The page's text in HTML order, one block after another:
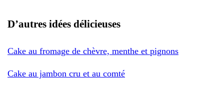
D’autres idées délicieuses
Cake au fromage de chèvre, menthe et pignons
Cake au jambon cru et au comté